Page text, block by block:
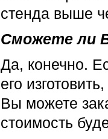
стенда выше
Сможете ли
Да, конечно.
его
Вы можете
стоимость